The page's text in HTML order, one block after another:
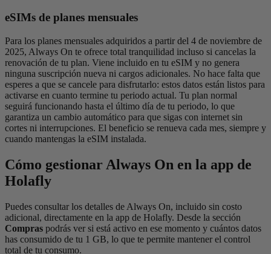
eSIMs de planes mensuales
Para los planes mensuales adquiridos a partir del 4 de noviembre de
2025, Always On te ofrece total tranquilidad incluso si cancelas la
renovación de tu plan. Viene incluido en tu eSIM y no genera
ninguna suscripción nueva ni cargos adicionales. No hace falta que
esperes a que se cancele para disfrutarlo: estos datos están listos para
activarse en cuanto termine tu periodo actual. Tu plan normal
seguirá funcionando hasta el último día de tu periodo, lo que
garantiza un cambio automático para que sigas con internet sin
cortes ni interrupciones. El beneficio se renueva cada mes, siempre y
cuando mantengas la eSIM instalada.
Cómo gestionar Always On en la app de
Holafly
Puedes consultar los detalles de Always On, incluido sin costo
adicional, directamente en la app de Holafly. Desde la sección
Compras podrás ver si está activo en ese momento y cuántos datos
has consumido de tu 1 GB, lo que te permite mantener el control
total de tu consumo.